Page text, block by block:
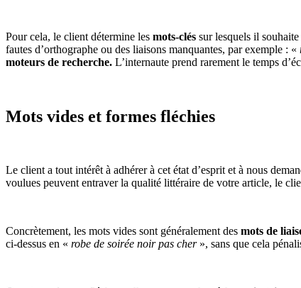
Pour cela, le client détermine les mots-clés sur lesquels il
fautes d’orthographe ou des liaisons manquantes, par exemple : «
moteurs de recherche. L’internaute prend rarement le temps
Mots vides et formes fléchies
Le client a tout intérêt à adhérer à cet état d’esprit et à nous
voulues peuvent entraver la qualité littéraire de votre article, le
Concrètement, les mots vides sont généralement des mots de
ci-dessus en « robe de soirée noir pas cher», sans que cela